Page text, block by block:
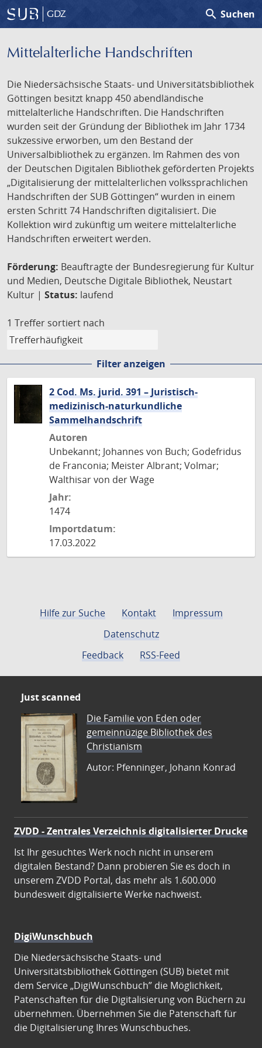
GDZ search Suchen
Mittelalterliche Handschriften
Die Niedersächsische Staats- und Universitätsbibliothek
Göttingen besitzt knapp 450 abendländische
mittelalterliche Handschriften. Die Handschriften
wurden seit der Gründung der Bibliothek im Jahr 1734
sukzessive erworben, um den Bestand der
Universalbibliothek zu ergänzen. Im Rahmen des von
der Deutschen Digitalen Bibliothek geförderten Projekts
„Digitalisierung der mittelalterlichen volkssprachlichen
Handschriften der SUB Göttingen“ wurden in einem
ersten Schritt 74 Handschriften digitalisiert. Die
Kollektion wird zukünftig um weitere mittelalterliche
Handschriften erweitert werden.
Förderung: Beauftragte der Bundesregierung für Kultur
und Medien, Deutsche Digitale Bibliothek, Neustart
Kultur | Status: laufend
1 Treffer sortiert nach
Filter anzeigen
2 Cod. Ms. jurid. 391 – Juristisch-
medizinisch-naturkundliche
Sammelhandschrift
Autoren
Unbekannt; Johannes von Buch; Godefridus
de Franconia; Meister Albrant; Volmar;
Walthisar von der Wage
Jahr:
1474
Importdatum:
17.03.2022
Hilfe zur Suche Kontakt
Impressum
Datenschutz
Feedback
RSS-Feed
Just scanned
Die Familie von Eden oder
gemeinnüzige Bibliothek des
Christianism
Autor: Pfenninger, Johann Konrad
ZVDD - Zentrales Verzeichnis digitalisierter Drucke
Ist Ihr gesuchtes Werk noch nicht in unserem
digitalen Bestand? Dann probieren Sie es doch in
unserem ZVDD Portal, das mehr als 1.600.000
bundesweit digitalisierte Werke nachweist.
DigiWunschbuch
Die Niedersächsische Staats- und
Universitätsbibliothek Göttingen (SUB) bietet mit
dem Service „DigiWunschbuch” die Möglichkeit,
Patenschaften für die Digitalisierung von Büchern zu
übernehmen. Übernehmen Sie die Patenschaft für
die Digitalisierung Ihres Wunschbuches.